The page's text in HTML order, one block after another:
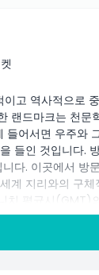
고 역사적으로
랜드마크는 천
어서면 우주와
들인 것입니다.
다. 이곳에서 방
계 지리와의 구
평균시(GMT)
것입니다. 천문
시물을 탐험할
그리니치 천문대